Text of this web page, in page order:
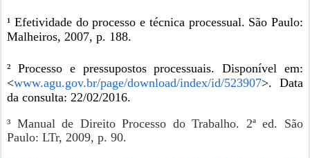
¹ Efetividade do processo e técnica processual. São Paulo:
Malheiros, 2007, p. 188.
² Processo e pressupostos processuais. Disponível em:
<www.agu.gov.br/page/download/index/id/523907>. Data
da consulta: 22/02/2016.
³ Manual de Direito Processo do Trabalho. 2ª ed. São
Paulo: LTr, 2009, p. 90.